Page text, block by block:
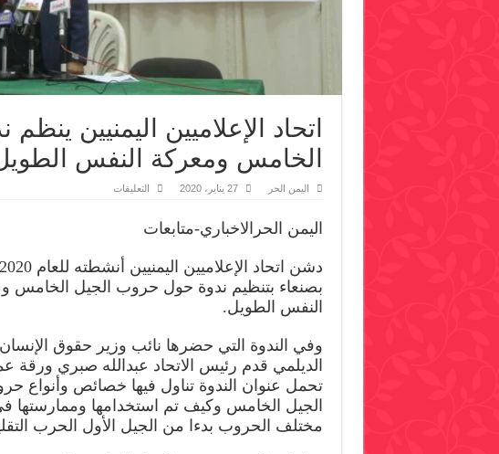
اتحاد الإعلاميين اليمنيين
الخامس ومعركة النفس
اليمن الحر 27 يناير، 2020 التعليقات
حروب
الجيل
الخامس
اليمن الحرالاخباري-متابعات
بصنعاء بتنظيم ندوة حول حروب الجيل الخامس
النفس الطويل.
وفي الندوة التي حضرها نائب وزير حقوق
الديلمي قدم رئيس الاتحاد عبدالله صبري ورقة
تحمل عنوان الندوة تناول فيها خصائص وأنواع
الجيل الخامس وكيف تم استخدامها وممارستها
مختلف الحروب بدءا من الجيل الأول الحرب